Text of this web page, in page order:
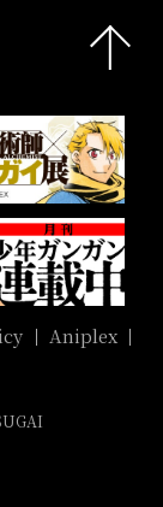
Aniplex